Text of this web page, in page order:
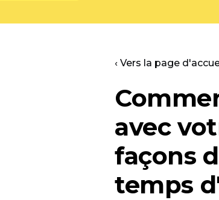
‹ Vers la page
avec
façons
temps